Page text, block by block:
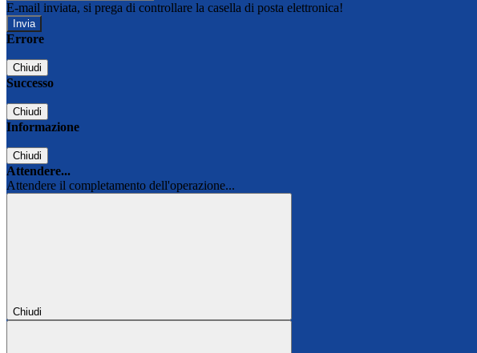
E-mail inviata, si prega di controllare la casella di posta elettronica!
Errore
Chiudi
Successo
Chiudi
Informazione
Chiudi
Attendere...
Attendere il completamento dell'operazione...
Chiudi